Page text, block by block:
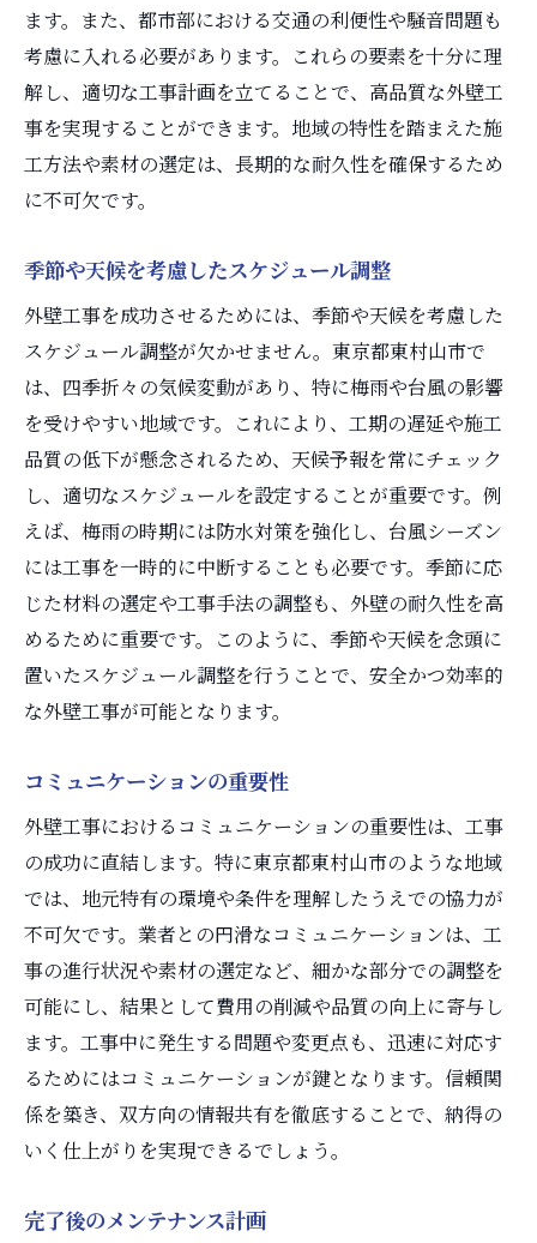
工事完了時のチェックリスト
アフターサービスの確認
信頼できる業者か見極めるポイント
東京都東村山市の外壁工事の最新トレンドを探
る
最新のデザインと素材の紹介
省エネルギー性能の向上
耐久性重視の工法と材料
環境に優しい外壁工事の取り組み
最新技術を取り入れた工事事例
未来を見据えた外壁リフォームの提案
協力業者との連携で外壁工事のクオリティを向
上させる方法
協力業者との信頼関係を築く
連携を円滑にするためのコミュニケーショ
ン法
施工品質を高めるための共同研修
トラブルを未然に防ぐチームワーク
協力業者の選定と評価基準
外壁工事でおさえておきたい東京都東村山市の
独自ルール
地域特有の規制と許可の取得方法
地元住民との協力体制の構築
環境への配慮と施工方法
地域コミュニティとの連携の重要性
地域特有の気候条件に適した工事法
最新の規制とガイドラインの更新情報
ます。また、都市部における交通の利便性や騒音問題も
考慮に入れる必要があります。これらの要素を十分に理
解し、適切な工事計画を立てることで、高品質な外壁工
事を実現することができます。地域の特性を踏まえた施
工方法や素材の選定は、長期的な耐久性を確保するため
に不可欠です。
季節や天候を考慮したスケジュール調整
外壁工事を成功させるためには、季節や天候を考慮した
スケジュール調整が欠かせません。東京都東村山市で
は、四季折々の気候変動があり、特に梅雨や台風の影響
を受けやすい地域です。これにより、工期の遅延や施工
品質の低下が懸念されるため、天候予報を常にチェック
し、適切なスケジュールを設定することが重要です。例
えば、梅雨の時期には防水対策を強化し、台風シーズン
には工事を一時的に中断することも必要です。季節に応
じた材料の選定や工事手法の調整も、外壁の耐久性を高
めるために重要です。このように、季節や天候を念頭に
置いたスケジュール調整を行うことで、安全かつ効率的
な外壁工事が可能となります。
コミュニケーションの重要性
外壁工事におけるコミュニケーションの重要性は、工事
の成功に直結します。特に東京都東村山市のような地域
では、地元特有の環境や条件を理解したうえでの協力が
不可欠です。業者との円滑なコミュニケーションは、工
事の進行状況や素材の選定など、細かな部分での調整を
可能にし、結果として費用の削減や品質の向上に寄与し
ます。工事中に発生する問題や変更点も、迅速に対応す
るためにはコミュニケーションが鍵となります。信頼関
係を築き、双方向の情報共有を徹底することで、納得の
いく仕上がりを実現できるでしょう。
完了後のメンテナンス計画